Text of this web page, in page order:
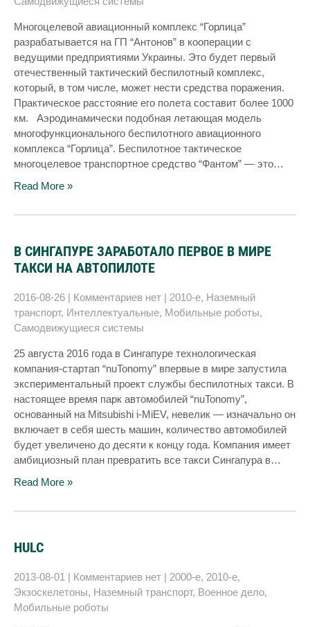
Многоцелевой авиационный комплекс “Горлица”
разрабатывается на ГП “Антонов” в кооперации с
ведущими предприятиями Украины. Это будет первый
отечественный тактический беспилотный комплекс,
который, в том числе, может нести средства поражения.
Практическое расстояние его полета составит более 1000
км. Аэродинамически подобная летающая модель
многофункционального беспилотного авиационного
комплекса “Горлица”. Беспилотное тактическое
многоцелевое транспортное средство “Фантом” — это…
Read More »
В СИНГАПУРЕ ЗАРАБОТАЛО ПЕРВОЕ В МИРЕ
ТАКСИ НА АВТОПИЛОТЕ
2016-08-26 | Комментариев нет | 2010-е, Наземный
транспорт, Интеллектуальные, Мобильные роботы,
Самодвижущиеся системы
25 августа 2016 года в Сингапуре технологическая
компания-стартап “nuTonomy” впервые в мире запустила
экспериментальный проект службы беспилотных такси. В
настоящее время парк автомобилей “nuTonomy”,
основанный на Mitsubishi i-MiEV, невелик — изначально он
включает в себя шесть машин, количество автомобилей
будет увеличено до десяти к концу года. Компания имеет
амбициозный план превратить все такси Сингапура в…
Read More »
HULC
2013-08-01 | Комментариев нет | 2000-е, 2010-е,
Экзоскелетоны, Наземный транспорт, Военное дело,
Мобильные роботы